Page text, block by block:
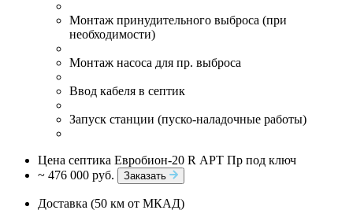
Монтаж принудительного выброса (при
необходимости)
Монтаж насоса для пр. выброса
Ввод кабеля в септик
Запуск станции (пуско-наладочные работы)
Цена септика Евробион-20 R АРТ Пр под ключ
~ 476 000 руб.
Заказать
Доставка (50 км от МКАД)